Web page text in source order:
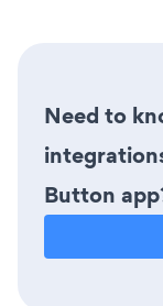
Need to
Button